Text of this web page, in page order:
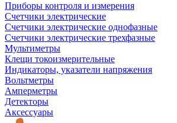
Приборы контроля и измерения
Счетчики электрические
Счетчики электрические однофазные
Счетчики электрические трехфазные
Мультиметры
Клещи токоизмерительные
Индикаторы, указатели напряжения
Вольтметры
Амперметры
Детекторы
Аксессуары